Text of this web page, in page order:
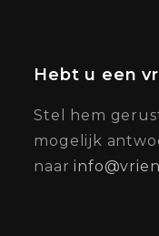
Hebt u een
Stel hem
mogelijk
naar